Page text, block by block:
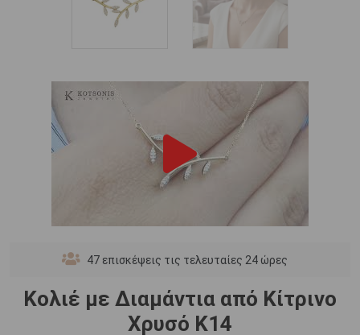
47 επισκέψεις τις τελευταίες 24 ώρες
Κολιέ με Διαμάντια από Κίτρινο
Χρυσό K14